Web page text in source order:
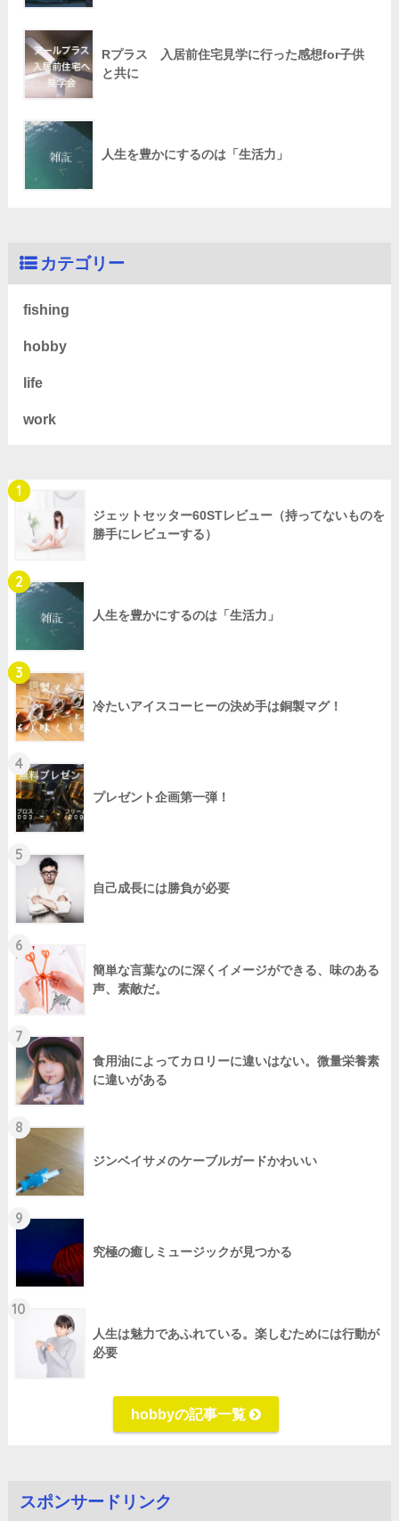
Rプラス 入居前住宅見学に行った感想for子供
と共に
人生を豊かにするのは「生活力」
カテゴリー
fishing
hobby
life
work
1
ジェットセッター60STレビュー（持ってないものを
勝手にレビューする）
2
人生を豊かにするのは「生活力」
3
冷たいアイスコーヒーの決め手は銅製マグ！
4
プレゼント企画第一弾！
5
自己成長には勝負が必要
6
簡単な言葉なのに深くイメージができる、味のある
声、素敵だ。
7
食用油によってカロリーに違いはない。微量栄養素
に違いがある
8
ジンベイサメのケーブルガードかわいい
9
究極の癒しミュージックが見つかる
10
人生は魅力であふれている。楽しむためには行動が
必要
hobbyの記事一覧
スポンサードリンク